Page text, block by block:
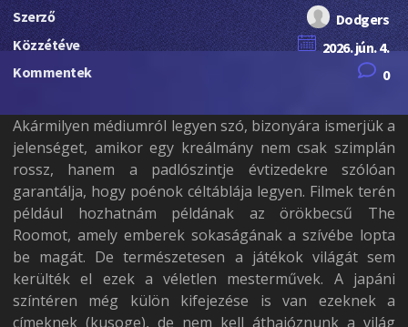
Szerző
Dodgers
Közzétéve
2026. jún. 4.
Kommentek
0
Akármilyen médiumról legyen szó, bizonyára ismerjük a
jelenséget, amikor egy kreálmány nem csak szimplán
rossz, hanem a padlószintje évtizedekre szólóan
garantálja, hogy poénok céltáblája legyen. Filmek terén
például hozhatnám példának az örökbecsű The
Roomot, amely emberek sokaságának a szívébe lopta
be magát. De természetesen a játékok világát sem
kerülték el ezek a véletlen mesterművek. A japáni
színtéren még külön kifejezése is van ezeknek a
címeknek (kusoge), de nem kell áthajóznunk a világ